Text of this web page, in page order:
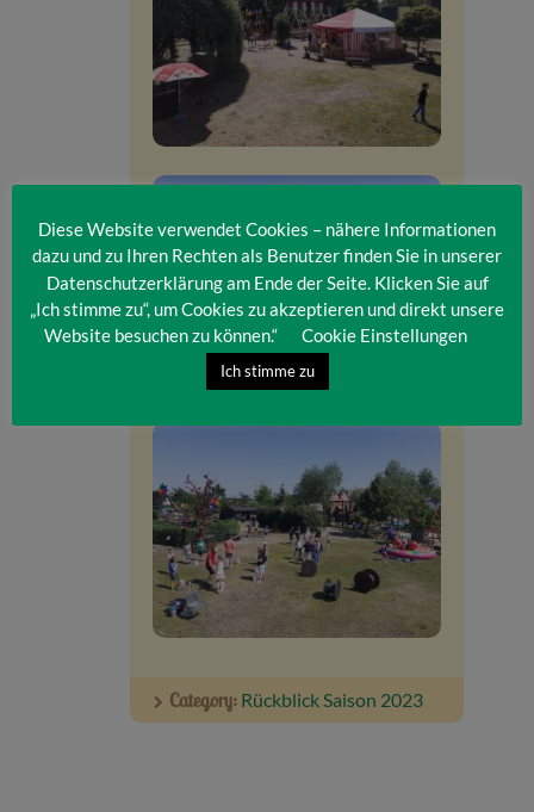
Category: Rückblick Saison 2023
Diese Website verwendet Cookies – nähere Informationen
dazu und zu Ihren Rechten als Benutzer finden Sie in unserer
Datenschutzerklärung am Ende der Seite. Klicken Sie auf
„Ich stimme zu“, um Cookies zu akzeptieren und direkt unsere
Website besuchen zu können.“
Cookie Einstellungen
Ich stimme zu